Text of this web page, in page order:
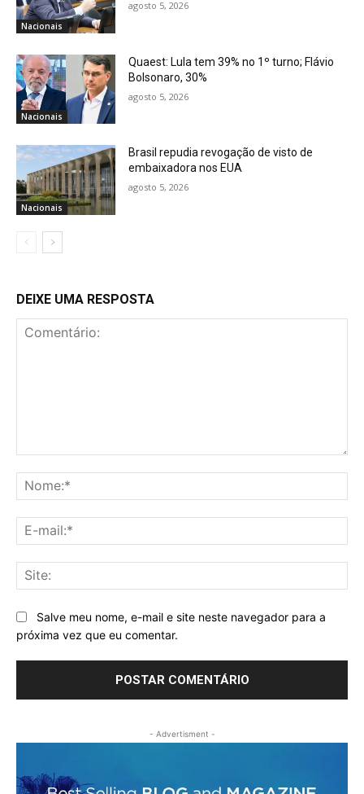
Nacionais
agosto 5, 2026
Nacionais
Quaest: Lula tem 39% no 1º turno; Flávio
Bolsonaro, 30%
agosto 5, 2026
Nacionais
Brasil repudia revogação de visto de
embaixadora nos EUA
agosto 5, 2026
DEIXE UMA RESPOSTA
Salve meu nome, e-mail e site neste navegador para a
próxima vez que eu comentar.
- Advertisment -